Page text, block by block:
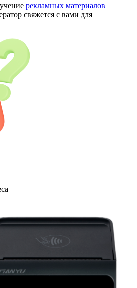
рекламных материалов
свяжется с вами для